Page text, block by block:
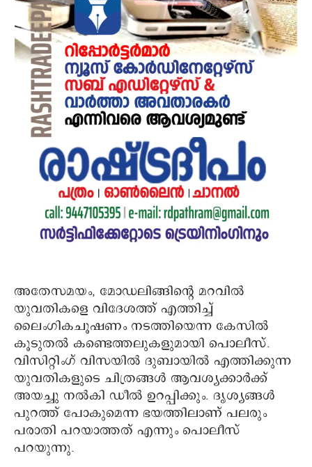
അതേസമയം, മോഡലിങ്ങിന്റെ മറവിൽ
യുവതികളെ വിദേശത്ത് എത്തിച്ച്
ലൈംഗികചൂഷണം നടത്തിയെന്ന കേസിൽ
കൂടുതൽ കണ്ടെത്തലുകളുമായി പൊലീസ്.
വിസിറ്റിംഗ് വിസയിൽ ദുബായിൽ എത്തിക്കുന്ന
യുവതികളുടെ ചിത്രങ്ങൾ ആവശ്യക്കാർക്ക്
അയച്ചു നൽകി ഡീൽ ഉറപ്പിക്കും. ദൃശ്യങ്ങൾ
പുറത്ത് പോകുമെന്ന ഭയത്തിലാണ് പലരും
പരാതി പറയാത്തത് എന്നും പൊലീസ്
പറയുന്നു.